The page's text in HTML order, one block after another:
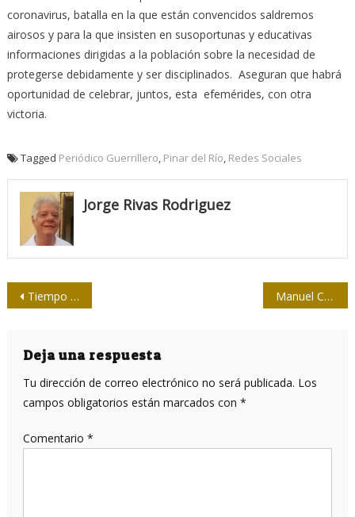
coronavirus, batalla en la que están convencidos saldremos
airosos y para la que insisten en susoportunas y educativas
informaciones dirigidas a la población sobre la necesidad de
protegerse debidamente y ser disciplinados. Aseguran que habrá
oportunidad de celebrar, juntos, esta efemérides, con otra
victoria.
Tagged Periódico Guerrillero, Pinar del Río, Redes Sociales
Jorge Rivas Rodriguez
Navegación
entradas
Tiempo de juego Manuel Corona: la mujer como motivo de inspiración
Deja una respuesta
Tu dirección de correo electrónico no será publicada. Los
campos obligatorios están marcados con *
Comentario *